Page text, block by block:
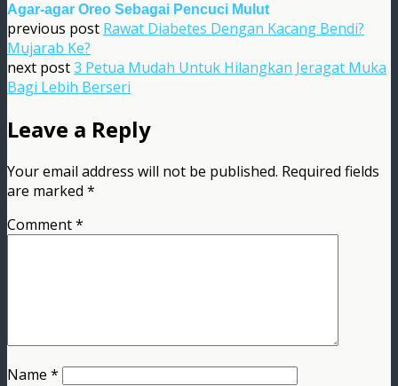
Agar-agar Oreo Sebagai Pencuci Mulut
previous post Rawat Diabetes Dengan Kacang Bendi?
Mujarab Ke?
next post3 Petua Mudah Untuk Hilangkan Jeragat Muka
Bagi Lebih Berseri
Leave a Reply
Your email address will not be published. Required fields
are marked *
Comment*
Name *